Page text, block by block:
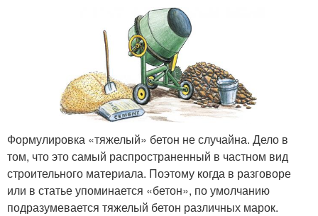
Формулировка «тяжелый» бетон не случайна. Дело в
том, что это самый распространенный в частном вид
строительного материала. Поэтому когда в разговоре
или в статье упоминается «бетон», по умолчанию
подразумевается тяжелый бетон различных марок.